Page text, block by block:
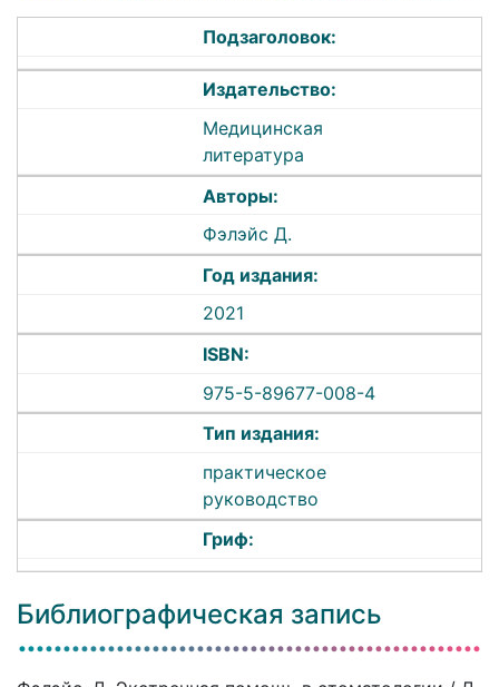
Подзаголовок:
Издательство:
Медицинская
литература
Авторы:
Фэлэйс Д.
Год издания:
2021
ISBN:
975-5-89677-008-4
Тип издания:
практическое
руководство
Гриф:
Библиографическая запись